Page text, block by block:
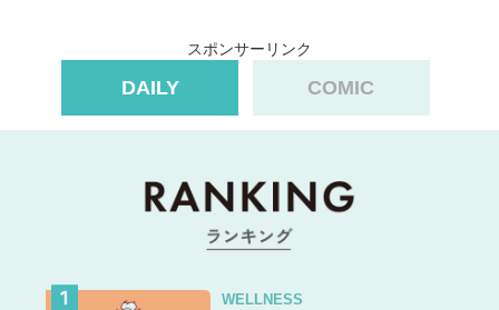
スポンサーリンク
DAILY COMIC
WELLNESS